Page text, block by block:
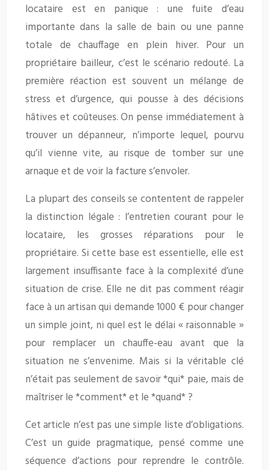
locataire est en panique : une fuite d’eau
importante dans la salle de bain ou une panne
totale de chauffage en plein hiver. Pour un
propriétaire bailleur, c’est le scénario redouté. La
première réaction est souvent un mélange de
stress et d’urgence, qui pousse à des décisions
hâtives et coûteuses. On pense immédiatement à
trouver un dépanneur, n’importe lequel, pourvu
qu’il vienne vite, au risque de tomber sur une
arnaque et de voir la facture s’envoler.
La plupart des conseils se contentent de rappeler
la distinction légale : l’entretien courant pour le
locataire, les grosses réparations pour le
propriétaire. Si cette base est essentielle, elle est
largement insuffisante face à la complexité d’une
situation de crise. Elle ne dit pas comment réagir
face à un artisan qui demande 1000 € pour changer
un simple joint, ni quel est le délai « raisonnable »
pour remplacer un chauffe-eau avant que la
situation ne s’envenime. Mais si la véritable clé
n’était pas seulement de savoir *qui* paie, mais de
maîtriser le *comment* et le *quand* ?
Cet article n’est pas une simple liste d’obligations.
C’est un guide pragmatique, pensé comme une
séquence d’actions pour reprendre le contrôle.